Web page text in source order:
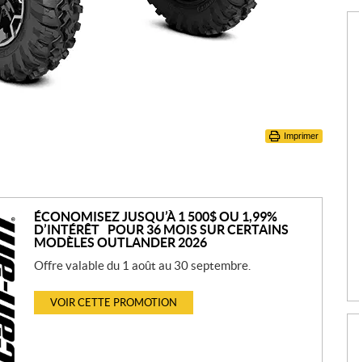
Imprimer
ÉCONOMISEZ JUSQU’À 1 500$ OU 1,99%
D’INTÉRÊT POUR 36 MOIS SUR CERTAINS
MODÈLES OUTLANDER 2026
Offre valable du 1 août au 30 septembre.
VOIR CETTE PROMOTION